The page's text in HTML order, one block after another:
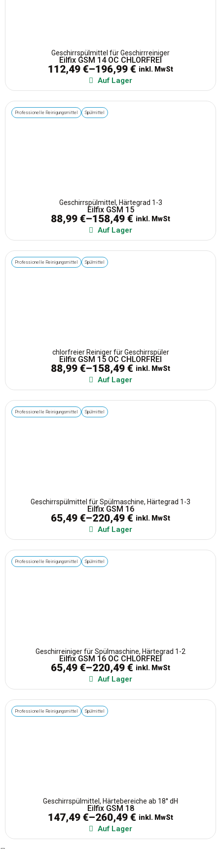
Geschirrspülmittel für Geschirrreiniger
Eilfix GSM 14 OC CHLORFREI
112,49 €–196,99 € inkl. MwSt
Auf Lager
Professionelle Reinigungsmittel Spülmittel
Geschirrspülmittel, Härtegrad 1-3
Eilfix GSM 15
88,99 €–158,49 € inkl. MwSt
Auf Lager
Professionelle Reinigungsmittel Spülmittel
chlorfreier Reiniger für Geschirrspüler
Eilfix GSM 15 OC CHLORFREI
88,99 €–158,49 € inkl. MwSt
Auf Lager
Professionelle Reinigungsmittel Spülmittel
Geschirrspülmittel für Spülmaschine, Härtegrad 1-3
Eilfix GSM 16
65,49 €–220,49 € inkl. MwSt
Auf Lager
Professionelle Reinigungsmittel Spülmittel
Geschirreiniger für Spülmaschine, Härtegrad 1-2
Eilfix GSM 16 OC CHLORFREI
65,49 €–220,49 € inkl. MwSt
Auf Lager
Professionelle Reinigungsmittel Spülmittel
Geschirrspülmittel, Härtebereiche ab 18° dH
Eilfix GSM 18
147,49 €–260,49 € inkl. MwSt
Auf Lager